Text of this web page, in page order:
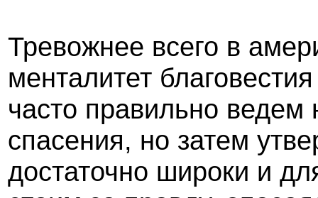
Тревожнее всего в
менталитет
часто правильно
спасения, но затем
достаточно широки и